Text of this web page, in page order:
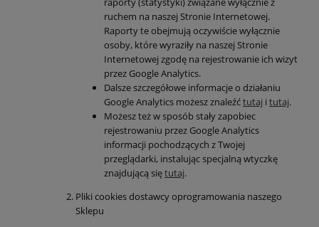
ruchem na naszej Stronie Internetowej.
Raporty te obejmują oczywiście wyłącznie
osoby, które wyraziły na naszej Stronie
Internetowej zgodę na rejestrowanie ich wizyt
przez Google Analytics.
Dalsze szczegółowe informacje o działaniu
Google Analytics możesz znaleźćtutaj i tutaj.
Możesz też w sposób stały zapobiec
rejestrowaniu przez Google Analytics
informacji pochodzących z Twojej
przeglądarki, instalując specjalną wtyczkę
znajdującą siętutaj.
Pliki cookies dostawcy oprogramowania naszego
Sklepu